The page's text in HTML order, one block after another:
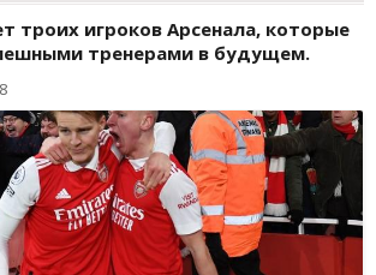
троих игроков Арсенала, которые
тренерами в будущем.